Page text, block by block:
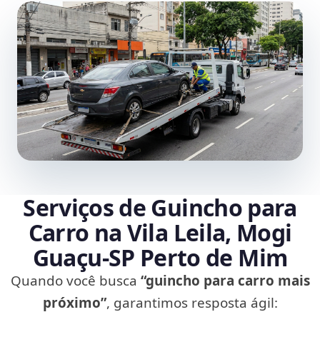
Serviços de Guincho para
Carro na Vila Leila, Mogi
Guaçu‑SP Perto de Mim
Quando você busca “guincho para carro mais
próximo”, garantimos resposta ágil: